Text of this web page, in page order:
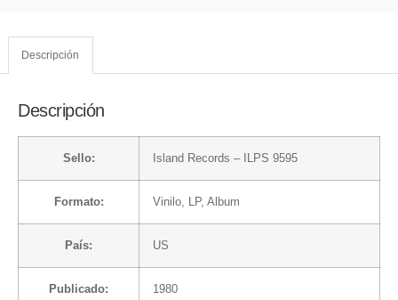
Descripción
Descripción
Sello: Island Records – ILPS 9595
Formato: Vinilo, LP, Album
País: US
Publicado: 1980